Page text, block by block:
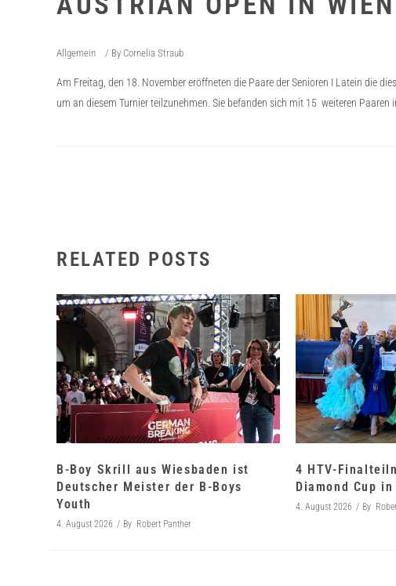
Allgemein By Cornelia Straub
Am Freitag, den 18. November eröffneten die Paare der Senioren I Latein die
um an diesem Turnier teilzunehmen. Sie befanden sich mit 15 weiteren
RELATED POSTS
B-Boy Skrill aus Wiesbaden ist
Deutscher Meister der B-Boys
Youth
4. August 2026 By Robert Panther
4 HTV-
Diamond Cup
4. August 2026 By